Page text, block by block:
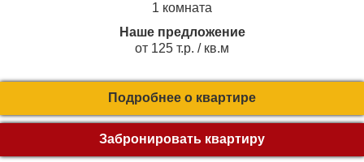
1 комната
Наше предложение
от 125 т.р. / кв.м
Подробнее о квартире
Забронировать квартиру